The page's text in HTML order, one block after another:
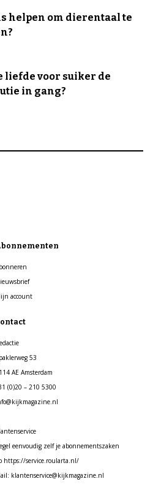
helpen om dierentaal te
liefde voor suiker de
in gang?
account
53
AE Amsterdam
(0)20 – 210 5300
eenvoudig zelf je abonnementszaken
https://service.roularta.nl/
klantenservice@kijkmagazine.nl